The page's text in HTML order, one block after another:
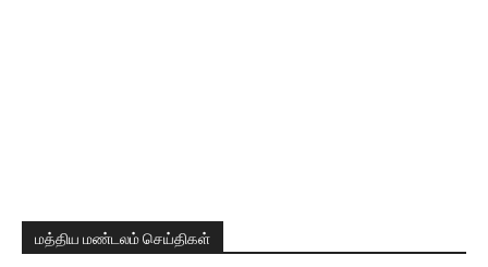
மத்திய மண்டலம் செய்திகள்